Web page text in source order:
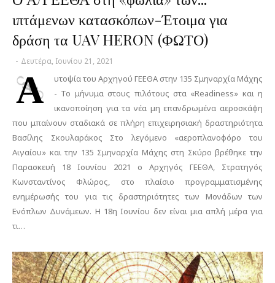
ιπτάμενων κατασκόπων-Έτοιμα για
δράση τα UAV HERON (ΦΩΤΟ)
- Δευτέρα, Ιουνίου 21, 2021
Α
υτοψία του Αρχηγού ΓΕΕΘΑ στην 135 Σμηναρχία Μάχης
- Το μήνυμα στους πιλότους στα «Readiness» και η
ικανοποίηση για τα νέα μη επανδρωμένα αεροσκάφη
που μπαίνουν σταδιακά σε πλήρη επιχειρησιακή δραστηριότητα
Βασίλης Σκουλαράκος Στο λεγόμενο «αεροπλανοφόρο του
Αιγαίου» και την 135 Σμηναρχία Μάχης στη Σκύρο βρέθηκε την
Παρασκευή 18 Ιουνίου 2021 ο Αρχηγός ΓΕΕΘΑ, Στρατηγός
Κωνσταντίνος Φλώρος, στο πλαίσιο προγραμματισμένης
ενημέρωσής του για τις δραστηριότητες των Μονάδων των
Ενόπλων Δυνάμεων. Η 18η Ιουνίου δεν είναι μια απλή μέρα για
τι…